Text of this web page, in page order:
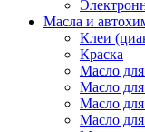
Масла и
Клеи
Краска
Масло для
Масло
Масло
Масло